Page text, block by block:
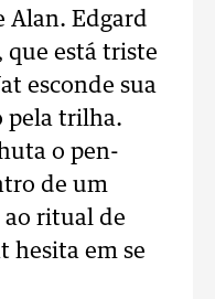
Alan. Edgard
que está triste
esconde sua
pela trilha.
o pen-
de um
ao ritual de
hesita em se